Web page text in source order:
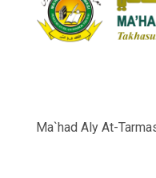
Ma`had Aly At-